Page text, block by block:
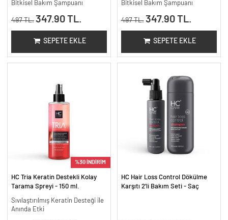
Bitkisel Bakım Şampuanı
497 TL. 347.90 TL.
SEPETE EKLE
Bitkisel Bakım Şampuanı
497 TL. 347.90 TL.
SEPETE EKLE
%30 İNDİRİM
HC Tria Keratin Destekli Kolay
Tarama Spreyi - 150 ml.
Sıvılaştırılmış Keratin Desteği ile
Anında Etki
HC Hair Loss Control Dökülme
Karşıtı 2’li Bakım Seti - Saç